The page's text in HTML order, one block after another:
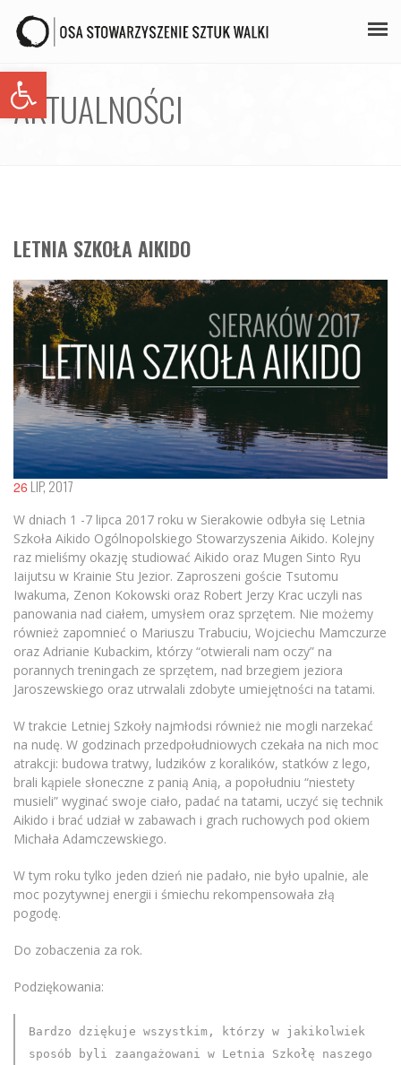
Open toolbar
ZAPISY
KONTAKT
AKTUALNOŚCI
LETNIA SZKOŁA AIKIDO
26LIP, 2017
W dniach 1 -7 lipca 2017 roku w Sierakowie odbyła się Letnia
Szkoła Aikido Ogólnopolskiego Stowarzyszenia Aikido. Kolejny
raz mieliśmy okazję studiować Aikido oraz Mugen Sinto Ryu
Iaijutsu w Krainie Stu Jezior. Zaproszeni goście Tsutomu
Iwakuma, Zenon Kokowski oraz Robert Jerzy Krac uczyli nas
panowania nad ciałem, umysłem oraz sprzętem. Nie możemy
również zapomnieć o Mariuszu Trabuciu, Wojciechu Mamczurze
oraz Adrianie Kubackim, którzy “otwierali nam oczy” na
porannych treningach ze sprzętem, nad brzegiem jeziora
Jaroszewskiego oraz utrwalali zdobyte umiejętności na tatami.
W trakcie Letniej Szkoły najmłodsi również nie mogli narzekać
na nudę. W godzinach przedpołudniowych czekała na nich moc
atrakcji: budowa tratwy, ludzików z koralików, statków z lego,
brali kąpiele słoneczne z panią Anią, a popołudniu “niestety
musieli” wyginać swoje ciało, padać na tatami, uczyć się technik
Aikido i brać udział w zabawach i grach ruchowych pod okiem
Michała Adamczewskiego.
W tym roku tylko jeden dzień nie padało, nie było upalnie, ale
moc pozytywnej energii i śmiechu rekompensowała złą
pogodę.
Do zobaczenia za rok.
Podziękowania:
Bardzo dziękuje wszystkim, którzy w jakikolwiek
sposób byli zaangażowani w Letnia Szkołę naszego